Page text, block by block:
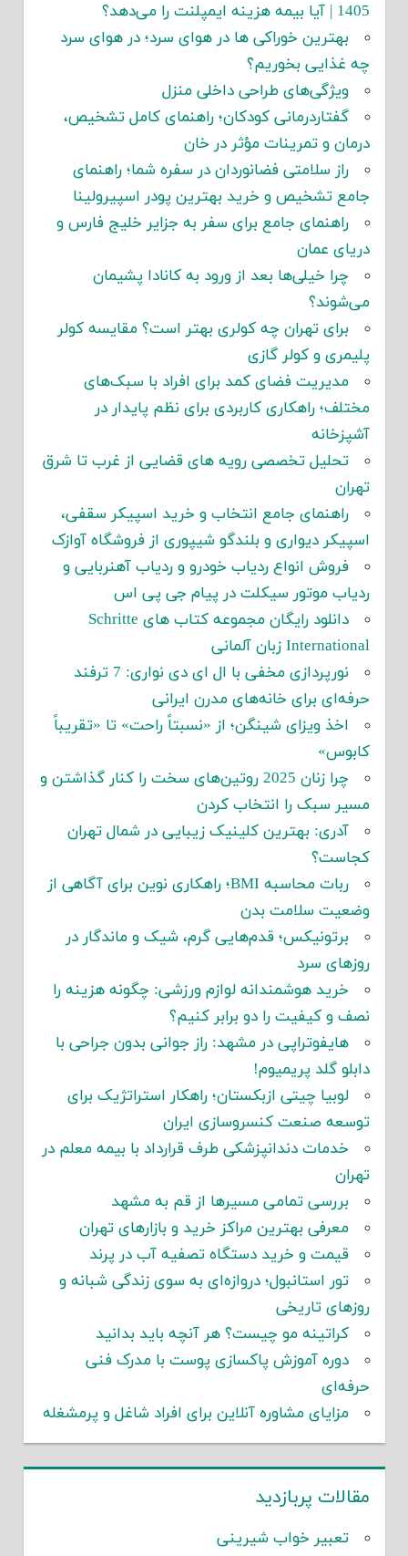
1405 | آیا بیمه هزینه ایمپلنت را می‌دهد؟
بهترین خوراکی ها در هوای سرد؛ در هوای سرد
چه غذایی بخوریم؟
ویژگی‌های طراحی داخلی منزل
گفتاردرمانی کودکان؛ راهنمای کامل تشخیص،
درمان و تمرینات مؤثر در خان
راز سلامتی فضانوردان در سفره شما؛ راهنمای
جامع تشخیص و خرید بهترین پودر اسپیرولینا
راهنمای جامع برای سفر به جزایر خلیج فارس و
دریای عمان
چرا خیلی‌ها بعد از ورود به کانادا پشیمان
می‌شوند؟
برای تهران چه کولری بهتر است؟ مقایسه کولر
پلیمری و کولر گازی
مدیریت فضای کمد برای افراد با سبک‌های
مختلف؛ راهکاری کاربردی برای نظم پایدار در
آشپزخانه
تحلیل تخصصی رویه های قضایی از غرب تا شرق
تهران
راهنمای جامع انتخاب و خرید اسپیکر سقفی،
اسپیکر دیواری و بلندگو شیپوری از فروشگاه آوازک
فروش انواع ردیاب خودرو و ردیاب آهنربایی و
ردیاب موتور سیکلت در پیام جی پی اس
دانلود رایگان مجموعه کتاب های Schritte
International زبان آلمانی
نورپردازی مخفی با ال ای دی نواری: 7 ترفند
حرفه‌ای برای خانه‌های مدرن ایرانی
اخذ ویزای شینگن؛ از «نسبتاً راحت» تا «تقریباً
کابوس»
چرا زنان 2025 روتین‌های سخت را کنار گذاشتن و
مسیر سبک را انتخاب کردن
آدری: بهترین کلینیک زیبایی در شمال تهران
کجاست؟
ربات محاسبه BMI؛ راهکاری نوین برای آگاهی از
وضعیت سلامت بدن
برتونیکس؛ قدم‌هایی گرم، شیک و ماندگار در
روزهای سرد
خرید هوشمندانه لوازم ورزشی: چگونه هزینه را
نصف و کیفیت را دو برابر کنیم؟
هایفوتراپی در مشهد: راز جوانی بدون جراحی با
دابلو گلد پریمیوم!
لوبیا چیتی ازبکستان؛ راهکار استراتژیک برای
توسعه صنعت کنسروسازی ایران
خدمات دندانپزشکی طرف قرارداد با بیمه معلم در
تهران
بررسی تمامی مسیرها از قم به مشهد
معرفی بهترین مراکز خرید و بازارهای تهران
قیمت و خرید دستگاه تصفیه آب در پرند
تور استانبول؛ دروازه‌ای به سوی زندگی شبانه و
روزهای تاریخی
کراتینه مو چیست؟ هر آنچه باید بدانید
دوره آموزش پاکسازی پوست با مدرک فنی
حرفه‌ای
مزایای مشاوره آنلاین برای افراد شاغل و پرمشغله
مقالات پربازدید
تعبیر خواب شیرینی